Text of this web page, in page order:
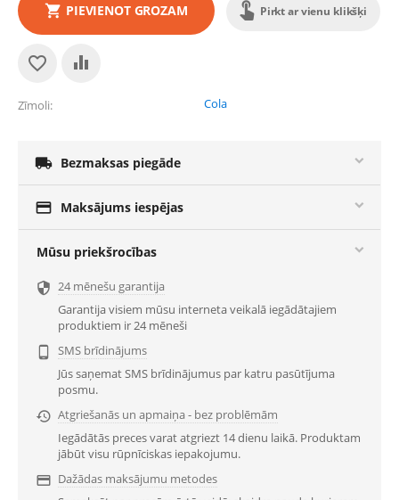
PIEVIENOT GROZAM Pirkt ar vienu klikšķi
Zīmoli Cola
 Bezmaksas piegāde
 Maksājums iespējas
Mūsu priekšrocības
 24 mēnešu garantija
Garantija visiem mūsu interneta veikalā iegādātajiem
produktiem ir 24 mēneši

SMS brīdinājums
Jūs saņemat SMS brīdinājumus par katru pasūtījuma
posmu.
 Atgriešanās un apmaiņa - bez problēmām
Iegādātās preces varat atgriezt 14 dienu laikā. Produktam
jābūt visu rūpnīciskas iepakojumu.
 Dažādas maksājumu metodes